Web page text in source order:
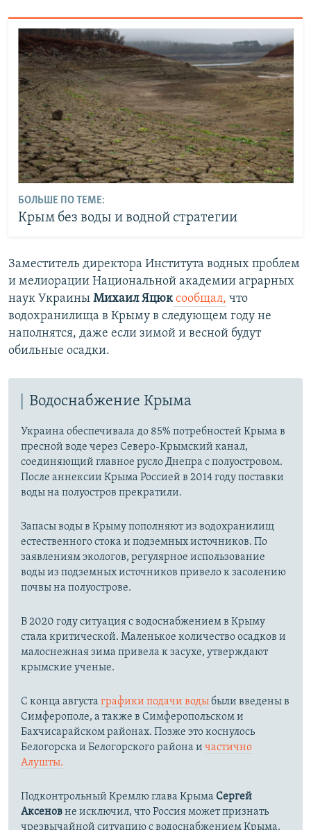
БОЛЬШЕ ПО ТЕМЕ:
Крым без воды и водной стратегии
Заместитель директора Института водных проблем
и мелиорации Национальной академии аграрных
наук Украины Михаил Яцюксообщал, что
водохранилища в Крыму в следующем году не
наполнятся, даже если зимой и весной будут
обильные осадки.
Водоснабжение Крыма
Украина обеспечивала до 85% потребностей Крыма в
пресной воде через Северо-Крымский канал,
соединяющий главное русло Днепра с полуостровом.
После аннексии Крыма Россией в 2014 году поставки
воды на полуостров прекратили.
Запасы воды в Крыму пополняют из водохранилищ
естественного стока и подземных источников. По
заявлениям экологов, регулярное использование
воды из подземных источников привело к засолению
почвы на полуострове.
В 2020 году ситуация с водоснабжением в Крыму
стала критической. Маленькое количество осадков и
малоснежная зима привела к засухе, утверждают
крымские ученые.
С конца августа графики подачи водыбыли введены в
Симферополе, а также в Симферопольском и
Бахчисарайском районах. Позже это коснулось
Белогорска и Белогорского района и частично
Алушты.
Подконтрольный Кремлю глава Крыма Сергей
Аксеновне исключил, что Россия может признать
чрезвычайной ситуацию с водоснабжением Крыма.